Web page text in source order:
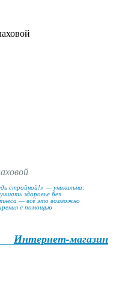
стройной!» — уникальна:
здоровье без
— всё это возможно
с помощью
Интернет-магазин